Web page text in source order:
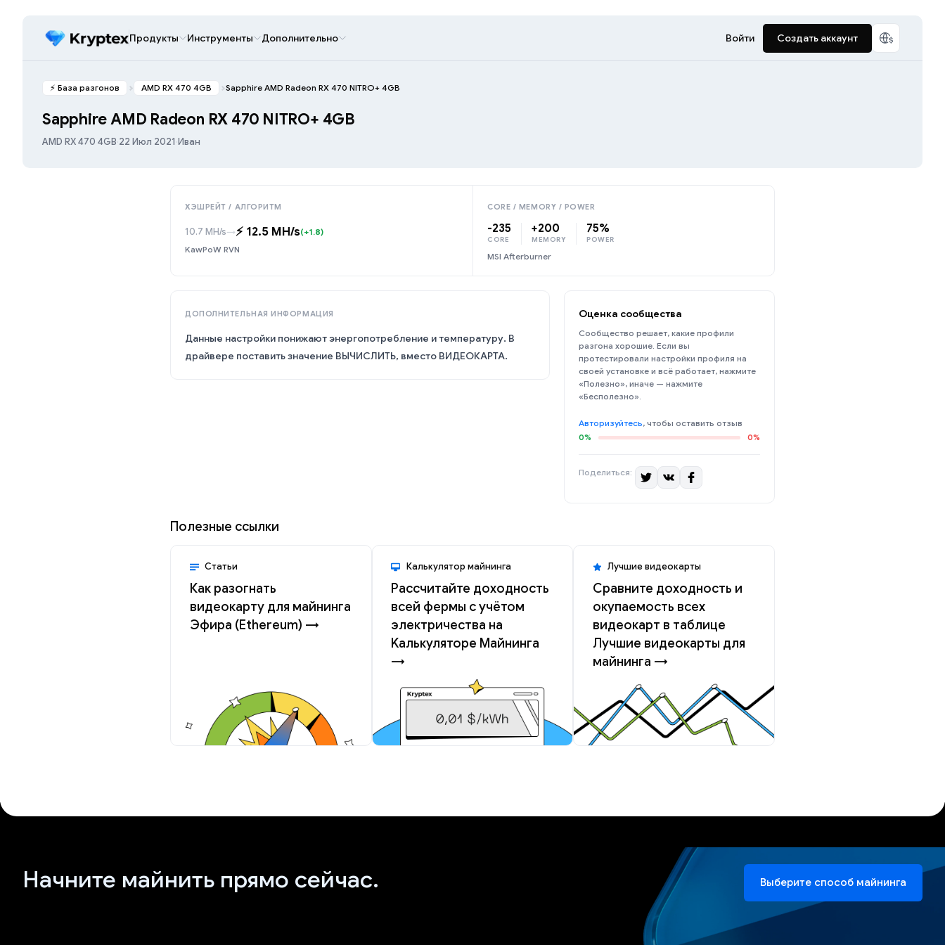
Продукты Инструменты Дополнительно Войти Создать аккаунт
⚡️ База разгонов AMD RX 470 4GB Sapphire AMD Radeon RX 470 NITRO+ 4GB
Sapphire AMD Radeon RX 470 NITRO+ 4GB
AMD RX 470 4GB·22 Июл 2021·Иван
ХЭШРЕЙТ / АЛГОРИТМ
10.7 MH/s→⚡️ 12.5 MH/s(+1.8)
KawPoW RVN
CORE / MEMORY / POWER
-235
CORE
+200
MEMORY
75%
POWER
MSI Afterburner
ДОПОЛНИТЕЛЬНАЯ ИНФОРМАЦИЯ
Данные настройки понижают энергопотребление и температуру. В
драйвере поставить значение ВЫЧИСЛИТЬ, вместо ВИДЕОКАРТА.
Оценка сообщества
Сообщество решает, какие профили
разгона хорошие. Если вы
протестировали настройки профиля на
своей установке и всё работает, нажмите
«Полезно», иначе — нажмите
«Бесполезно».
Авторизуйтесь, чтобы оставить отзыв
0% 0%
Поделиться:
Полезные ссылки
Статьи
Как разогнать
видеокарту для майнинга
Эфира (Ethereum) →
Калькулятор майнинга
Рассчитайте доходность
всей фермы с учётом
электричества на
Kалькуляторе Майнинга
→
Лучшие видеокарты
Сравните доходность и
окупаемость всех
видеокарт в таблице
Лучшие видеокарты для
майнинга →
Начните майнить прямо сейчас. Выберите способ майнинга